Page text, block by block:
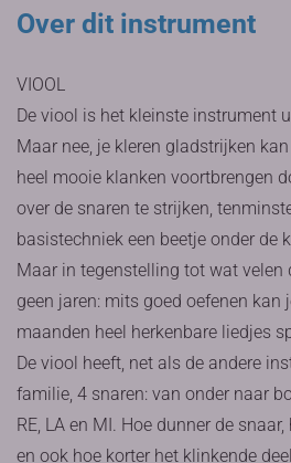
Over dit instrument
VIOOL
De viool is het kleinste instrument
Maar nee, je kleren gladstrijken
heel mooie klanken voortbrengen
over de snaren te strijken,
basistechniek een beetje onder de
Maar in tegenstelling tot wat velen
geen jaren: mits goed oefenen kan
maanden heel herkenbare liedjes
De viool heeft, net als de andere
familie, 4 snaren: van onder naar
RE, LA en MI. Hoe dunner de
en ook hoe korter het klinkende